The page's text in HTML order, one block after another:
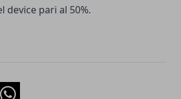
device pari al 50%.
Whatsapp